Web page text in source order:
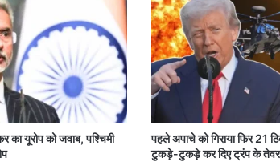
यूरोप को जवाब, पश्चिमी
पहले अपाचे को गिराया फिर 21
टुकड़े-टुकड़े कर दिए ट्रंप के तेवर